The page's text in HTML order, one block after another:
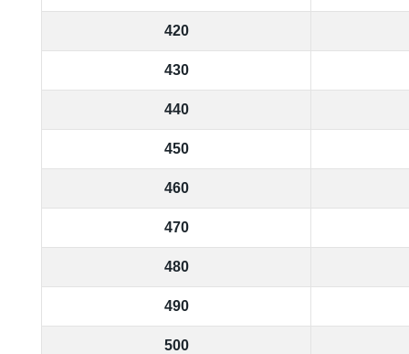
420
430
440
450
460
470
480
490
500